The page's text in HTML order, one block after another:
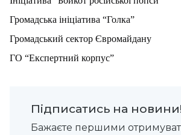
Громадська ініціатива “Голка”
Громадський сектор Євромайдану
ГО “Експертний корпус”
Підписатись на новини!
Бажаєте першими